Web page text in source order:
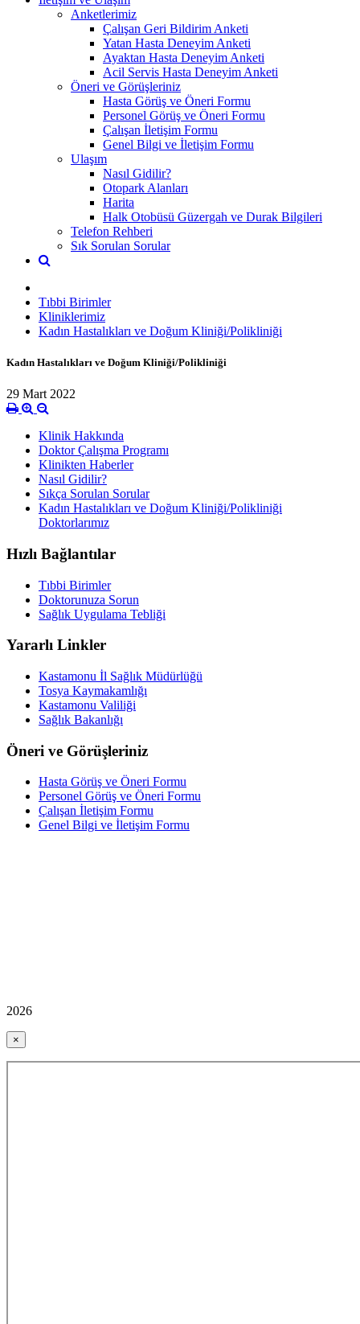
Anketlerimiz
Çalışan Geri Bildirim Anketi
Yatan Hasta Deneyim Anketi
Ayaktan Hasta Deneyim Anketi
Acil Servis Hasta Deneyim Anketi
Öneri ve Görüşleriniz
Hasta Görüş ve Öneri Formu
Personel Görüş ve Öneri Formu
Çalışan İletişim Formu
Genel Bilgi ve İletişim Formu
Ulaşım
Nasıl Gidilir?
Otopark Alanları
Harita
Halk Otobüsü Güzergah ve Durak Bilgileri
Telefon Rehberi
Sık Sorulan Sorular
Tıbbi Birimler
Kliniklerimiz
Kadın Hastalıkları ve Doğum Kliniği/Polikliniği
Kadın Hastalıkları ve Doğum Kliniği/Polikliniği
29 Mart 2022
Klinik Hakkında
Doktor Çalışma Programı
Klinikten Haberler
Nasıl Gidilir?
Sıkça Sorulan Sorular
Kadın Hastalıkları ve Doğum Kliniği/Polikliniği
Doktorlarımız
Hızlı Bağlantılar
Tıbbi Birimler
Doktorunuza Sorun
Sağlık Uygulama Tebliği
Yararlı Linkler
Kastamonu İl Sağlık Müdürlüğü
Tosya Kaymakamlığı
Kastamonu Valiliği
Sağlık Bakanlığı
Öneri ve Görüşleriniz
Hasta Görüş ve Öneri Formu
Personel Görüş ve Öneri Formu
Çalışan İletişim Formu
Genel Bilgi ve İletişim Formu
2026
×